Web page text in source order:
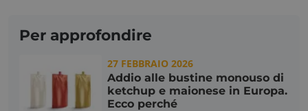
Per approfondire
27 FEBBRAIO 2026
Addio alle bustine monouso di
ketchup e maionese in Europa.
Ecco perché
__cf_bm